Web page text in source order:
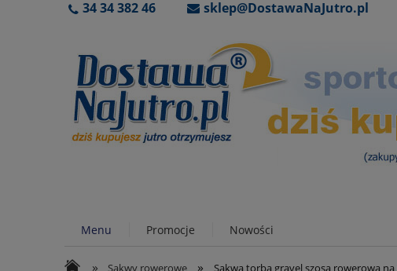
34 34 382 46 sklep@DostawaNaJutro.pl
Menu Promocje Nowości
» Sakwy rowerowe » Sakwa torba gravel szosa rowerowa